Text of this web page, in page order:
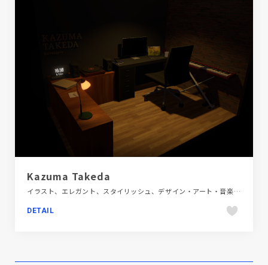
Kazuma Takeda
イラスト、エレガント、スタイリッシュ、デザイン・アート・音楽・文芸、ポートフォリオ
DETAIL